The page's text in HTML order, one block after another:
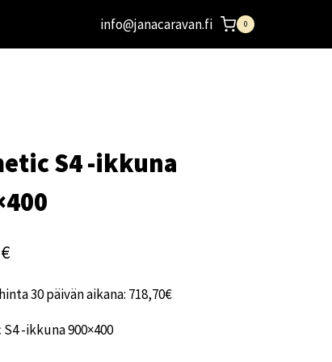
info@janacaravan.fi 0
S4 -ikkuna
€
30 päivän aikana: 718,70€
-ikkuna 900×400